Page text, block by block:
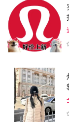
这个游轮最大的
运基本上看到了
鲸 + 一家四口
了名字）+ 高山
子。要看的野生
分钟 + 直接略
在sealife center